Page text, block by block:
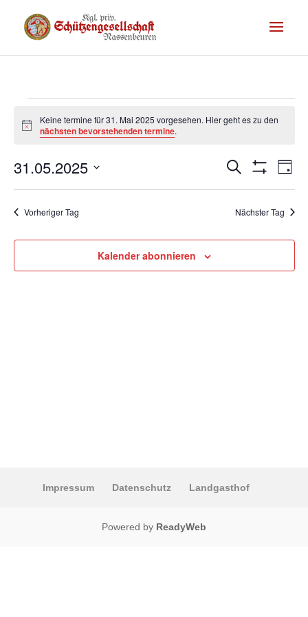
Termine
für
31.
Mai
2025
Hinweis
Keine termine für 31. Mai 2025 vorgesehen. Hier geht es zu den
nächsten bevorstehenden termine.
Termine
Suche
und
Suche
Anzeigen
Tag
31.05.2025
Datum
wählen.
Vorheriger Tag Nächster Tag
Kalender abonnieren
Impressum Datenschutz Landgasthof
Powered by ReadyWeb